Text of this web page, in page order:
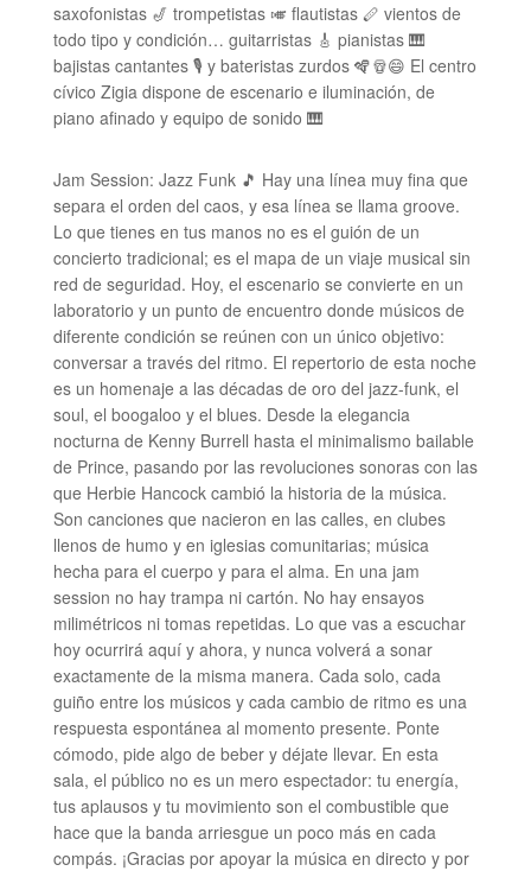
saxofonistas 🎷 trompetistas 🎺 flautistas 🪈 vientos de
todo tipo y condición… guitarristas 🎸 pianistas 🎹
bajistas cantantes 🎙 y bateristas zurdos 🪇🪘😄 El centro
cívico Zigia dispone de escenario e iluminación, de
piano afinado y equipo de sonido 🎹
Jam Session: Jazz Funk 🎵 Hay una línea muy fina que
separa el orden del caos, y esa línea se llama groove.
Lo que tienes en tus manos no es el guión de un
concierto tradicional; es el mapa de un viaje musical sin
red de seguridad. Hoy, el escenario se convierte en un
laboratorio y un punto de encuentro donde músicos de
diferente condición se reúnen con un único objetivo:
conversar a través del ritmo. El repertorio de esta noche
es un homenaje a las décadas de oro del jazz-funk, el
soul, el boogaloo y el blues. Desde la elegancia
nocturna de Kenny Burrell hasta el minimalismo bailable
de Prince, pasando por las revoluciones sonoras con las
que Herbie Hancock cambió la historia de la música.
Son canciones que nacieron en las calles, en clubes
llenos de humo y en iglesias comunitarias; música
hecha para el cuerpo y para el alma. En una jam
session no hay trampa ni cartón. No hay ensayos
milimétricos ni tomas repetidas. Lo que vas a escuchar
hoy ocurrirá aquí y ahora, y nunca volverá a sonar
exactamente de la misma manera. Cada solo, cada
guiño entre los músicos y cada cambio de ritmo es una
respuesta espontánea al momento presente. Ponte
cómodo, pide algo de beber y déjate llevar. En esta
sala, el público no es un mero espectador: tu energía,
tus aplausos y tu movimiento son el combustible que
hace que la banda arriesgue un poco más en cada
compás. ¡Gracias por apoyar la música en directo y por